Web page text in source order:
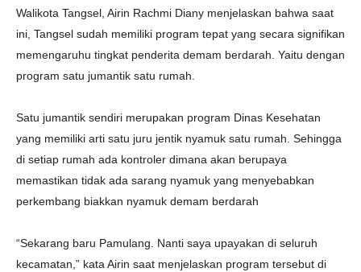
Walikota Tangsel, Airin Rachmi Diany menjelaskan bahwa saat
ini, Tangsel sudah memiliki program tepat yang secara signifikan
memengaruhu tingkat penderita demam berdarah. Yaitu dengan
program satu jumantik satu rumah.
Satu jumantik sendiri merupakan program Dinas Kesehatan
yang memiliki arti satu juru jentik nyamuk satu rumah. Sehingga
di setiap rumah ada kontroler dimana akan berupaya
memastikan tidak ada sarang nyamuk yang menyebabkan
perkembang biakkan nyamuk demam berdarah
“Sekarang baru Pamulang. Nanti saya upayakan di seluruh
kecamatan,” kata Airin saat menjelaskan program tersebut di